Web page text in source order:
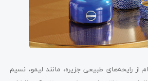
از رایحه‌های طبیعی جزیره، مانند لیمو، نسیم